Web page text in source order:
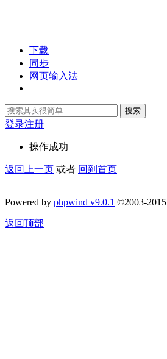
下载
同步
网页输入法
搜索
登录注册
操作成功
返回上一页 或者 回到首页
Powered by phpwind v9.0.1 ©2003-2015
返回顶部